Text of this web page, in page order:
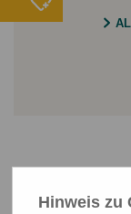
Hinweis zu